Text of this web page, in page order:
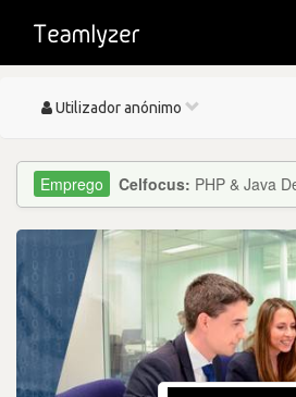
Toggle
Utilizador anónimo
Celfocus: PHP & Java